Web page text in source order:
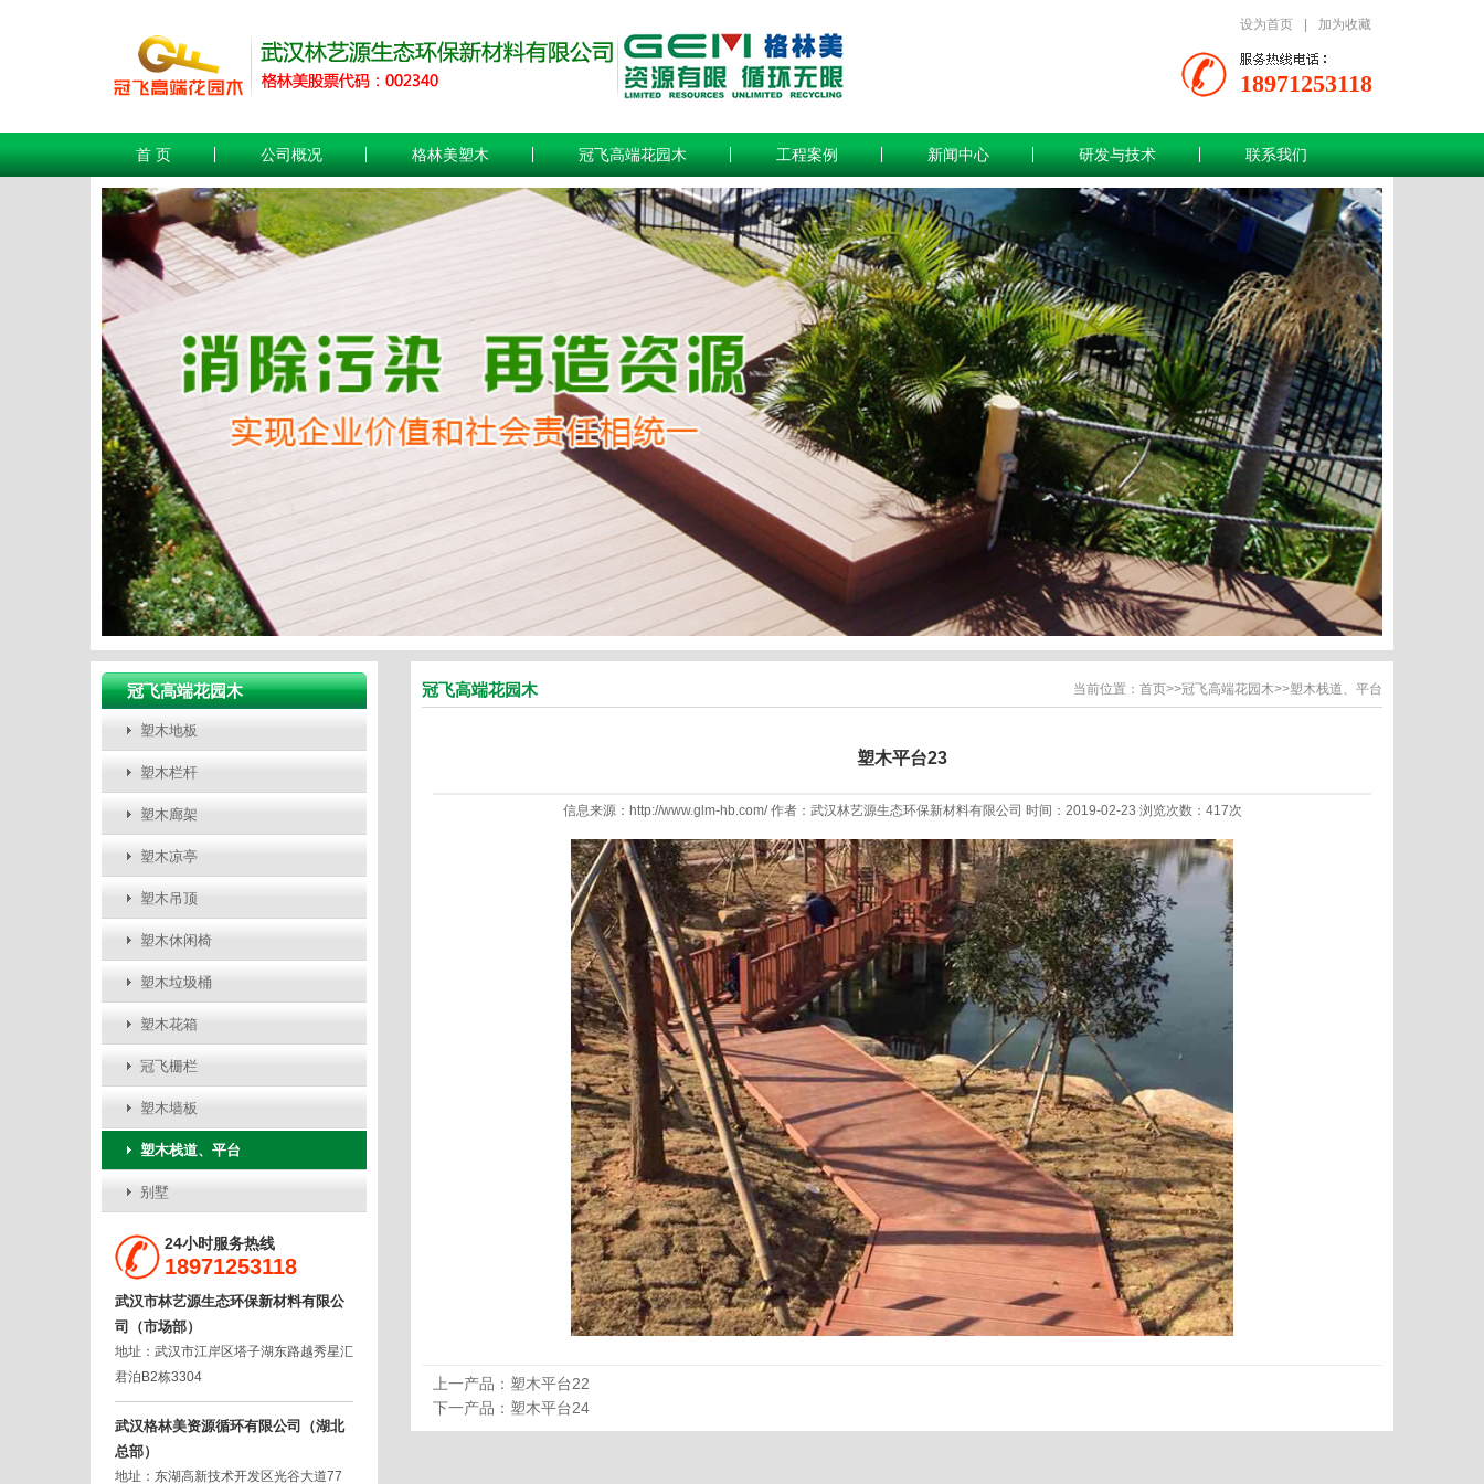
18971253118
设为首页 加为收藏
首 页 公司概况 格林美塑木 冠飞高端花园木 工程案例 新闻中心 研发与技术 联系我们
冠飞高端花园木
塑木地板
塑木栏杆
塑木廊架
塑木凉亭
塑木吊顶
塑木休闲椅
塑木垃圾桶
塑木花箱
冠飞栅栏
塑木墙板
塑木栈道、平台
别墅
24小时服务热线
18971253118
武汉市林艺源生态环保新材料有限公
司（市场部）
地址：武汉市江岸区塔子湖东路越秀星汇
君泊B2栋3304
武汉格林美资源循环有限公司（湖北
总部）
地址：东湖高新技术开发区光谷大道77
冠飞高端花园木 当前位置： 首页>>冠飞高端花园木>>塑木栈道、平台
塑木平台23
信息来源：http://www.glm-hb.com/ 作者：武汉林艺源生态环保新材料有限公司 时间：2019-02-23 浏览次数：417次
上一产品： 塑木平台22
下一产品： 塑木平台24